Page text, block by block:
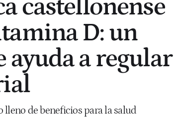
castellonense
D: un
a regular
lleno de beneficios para la salud